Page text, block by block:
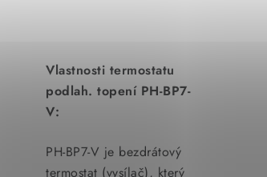
Vlastnosti termostatu
podlah. topení PH-BP7-
V:
PH-BP7-V je bezdrátový
termostat (vysílač), který